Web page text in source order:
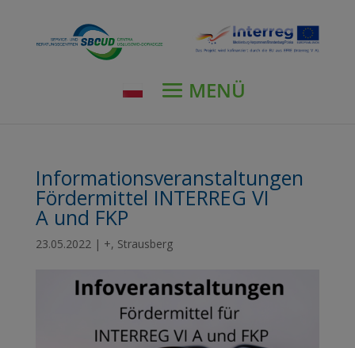
Informationsveranstaltungen
Fördermittel INTERREG VI
A und FKP
23.05.2022| +, Strausberg